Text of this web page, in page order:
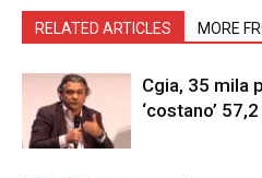
RELATED ARTICLES MORE
Cgia, 35 mila
‘costano’